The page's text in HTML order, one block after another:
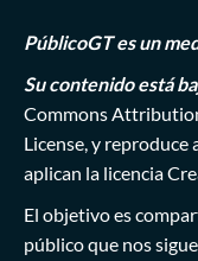
PúblicoGT es un
Su contenido está
Commons
License, y
aplican la licencia
El objetivo es
público que nos